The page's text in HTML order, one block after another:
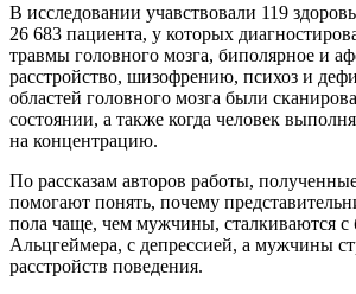
В исследовании учавствовали 119
26 683 пациента, у которых
травмы головного мозга, биполярное и
расстройство, шизофрению, психоз и
областей головного мозга были
состоянии, а также когда человек
на концентрацию.
По рассказам авторов работы,
помогают понять, почему
пола чаще, чем мужчины, сталкиваются с
Альцгеймера, с депрессией, а мужчины
расстройств поведения.